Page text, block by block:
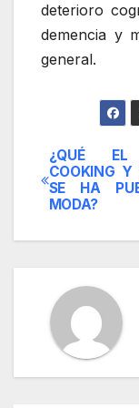
deterioro
demencia y
general.
de
¿QUÉ EL
COOKING Y
SE HA
MODA?